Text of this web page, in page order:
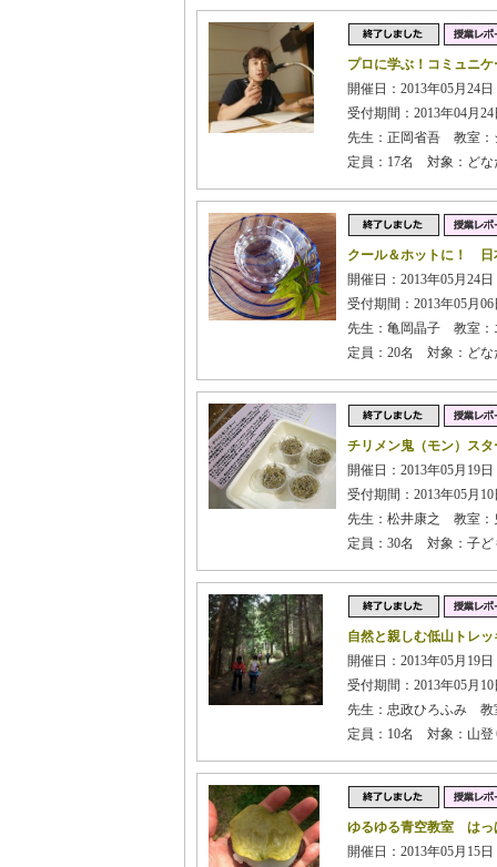
プロに学ぶ！コミュニ
開催日：2013年05月24
受付期間：2013年04月
先生：正岡省吾 教室：
定員：17名 対象：どな
クール＆ホットに！ 日
開催日：2013年05月24
受付期間：2013年05月
先生：亀岡晶子 教室：
定員：20名 対象：どな
チリメン鬼（モン）ス
開催日：2013年05月19
受付期間：2013年05月
先生：松井康之 教室：
定員：30名 対象：子ど
自然と親しむ低山トレッ
開催日：2013年05月19
受付期間：2013年05月
先生：忠政ひろふみ 教
定員：10名 対象：山登
ゆるゆる青空教室 はっ
開催日：2013年05月15